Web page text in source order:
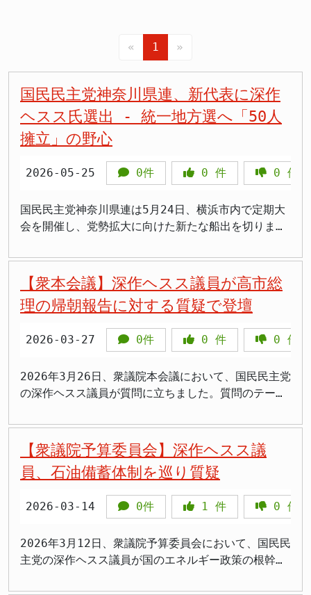
« 1 »
国民民主党神奈川県連、新代表に深作
ヘスス氏選出 - 統一地方選へ「50人
擁立」の野心
2026-05-25 0件 0 件 0 件
国民民主党神奈川県連は5月24日、横浜市内で定期大
会を開催し、党勢拡大に向けた新たな船出を切りまし
選出され、今後の県連運営を担うことになりました。
代表代行には参議院議員の籠島彰宏氏が就任し、新た
な役員体制が承認されました。深作新代表は、その重
責に身を引き締めつつ、「県内での選択肢を増やして
いくことに力を入れていきたい」と、地域に根差した
活動への意欲を表明しました。 県連の新体制始動 国
と今後の活動方針を確認する重要な場となりました。
今回、満を持して県連トップに就いた深作ヘスス氏
の存在感を高めるべくリーダーシップを発揮すること
が期待されています。大会後、報道陣の取材に応じた
深作氏は、代表就任について「本当に重責」と述べ、
その責任の重さを改めて認識している様子でした。し
かし、その表情には、現状を打破し、党勢を拡大して
いくことへの強い決意も滲んでいました。 統一地方
来春実施される統一地方選挙への強い意志表明です。
深作新代表は、現在所属している地方議員の3倍以上
【衆本会議】深作ヘスス議員が高市総
理の帰朝報告に対する質疑で登壇
2026-03-27 0件 0 件 0 件
2026年3月26日、衆議院本会議において、国民民主党
の深作ヘスス議員が質問に立ちました。質問のテーマ
た。この質疑は、国民民主党が掲げる「政策実現」に
向けた姿勢を示すものとして注目されます。 「帰朝
報告」が問う日本の針路 高市総理は、近年の国際情
勢の目まぐるしい変化や、経済安全保障の重要性が増
す中で、主要国との会談や国際会議への出席を経て帰
国したとみられます。その報告内容は、我が国の外
たと考えられます。世界経済の不確実性が高まり、地
政学的なリスクが増大する現代において、政府がどの
【衆議院予算委員会】深作ヘスス議
員、石油備蓄体制を巡り質疑
2026-03-14 0件 1 件 0 件
2026年3月12日、衆議院予算委員会において、国民民
主党の深作ヘスス議員が国のエネルギー政策の根幹に